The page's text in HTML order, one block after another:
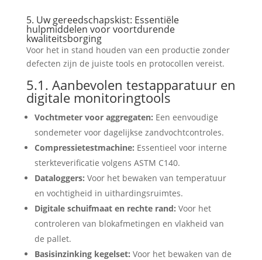
5. Uw gereedschapskist: Essentiële
hulpmiddelen voor voortdurende
kwaliteitsborging
Voor het in stand houden van een productie zonder
defecten zijn de juiste tools en protocollen vereist.
5.1. Aanbevolen testapparatuur en
digitale monitoringtools
Vochtmeter voor aggregaten: Een eenvoudige
sondemeter voor dagelijkse zandvochtcontroles.
Compressietestmachine: Essentieel voor interne
sterkteverificatie volgens ASTM C140.
Dataloggers: Voor het bewaken van temperatuur
en vochtigheid in uithardingsruimtes.
Digitale schuifmaat en rechte rand: Voor het
controleren van blokafmetingen en vlakheid van
de pallet.
Basisinzinking kegelset: Voor het bewaken van de